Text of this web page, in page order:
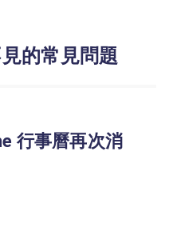
的常見問題
行事曆再次消